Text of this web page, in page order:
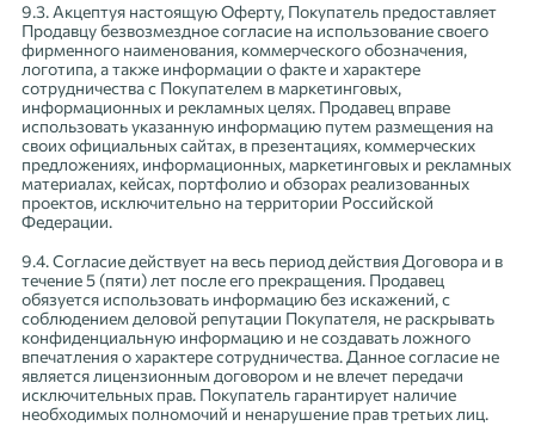
9.3. Акцептуя настоящую Оферту, Покупатель предоставляет
Продавцу безвозмездное согласие на использование своего
фирменного наименования, коммерческого обозначения,
логотипа, а также информации о факте и характере
сотрудничества с Покупателем в маркетинговых,
информационных и рекламных целях. Продавец вправе
использовать указанную информацию путем размещения на
своих официальных сайтах, в презентациях, коммерческих
предложениях, информационных, маркетинговых и рекламных
материалах, кейсах, портфолио и обзорах реализованных
проектов, исключительно на территории Российской
Федерации.
9.4. Согласие действует на весь период действия Договора и в
течение 5 (пяти) лет после его прекращения. Продавец
обязуется использовать информацию без искажений, с
соблюдением деловой репутации Покупателя, не раскрывать
конфиденциальную информацию и не создавать ложного
впечатления о характере сотрудничества. Данное согласие не
является лицензионным договором и не влечет передачи
исключительных прав. Покупатель гарантирует наличие
необходимых полномочий и ненарушение прав третьих лиц.